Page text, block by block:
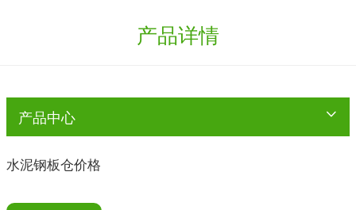
产品详情
产品中心
水泥钢板仓价格